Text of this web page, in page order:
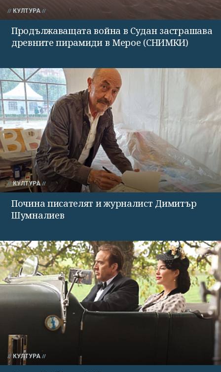
КУЛТУРА
Продължаващата война в Судан застрашава
древните пирамиди в Мерое (СНИМКИ)
КУЛТУРА
Почина писателят и журналист Димитър
Шумналиев
КУЛТУРА